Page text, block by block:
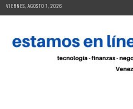
VIERNES, AGOSTO 7, 2026